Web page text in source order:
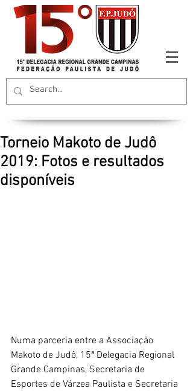
Torneio Makoto de Judô
2019: Fotos e resultados
disponíveis
Numa parceria entre a Associação
Makoto de Judô, 15ª Delegacia Regional
Grande Campinas, Secretaria de
Esportes de Várzea Paulista e Secretaria